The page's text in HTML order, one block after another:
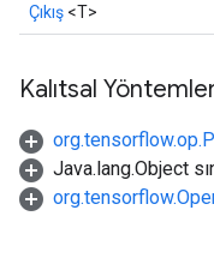
Çıkış <T>
Kalıtsal
Java.lang.Object